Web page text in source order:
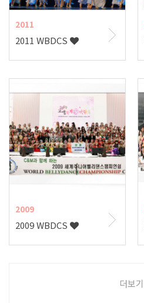
2011
2011 WBDCS
2009
2009 WBDCS
더보기